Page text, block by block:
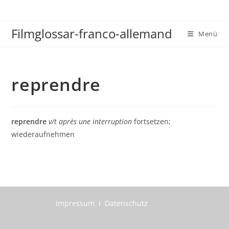
springen
Filmglossar-franco-allemand Menü
reprendre
reprendre v/t après une interruption fortsetzen;
wiederaufnehmen
Impressum I Datenschutz